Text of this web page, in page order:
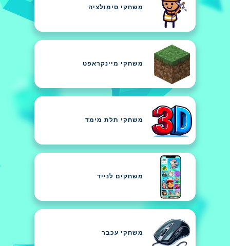
משחקי סימולציה
משחקי מיינקראפט
משחקי תלת מימד
משחקים לנייד
משחקי עכבר